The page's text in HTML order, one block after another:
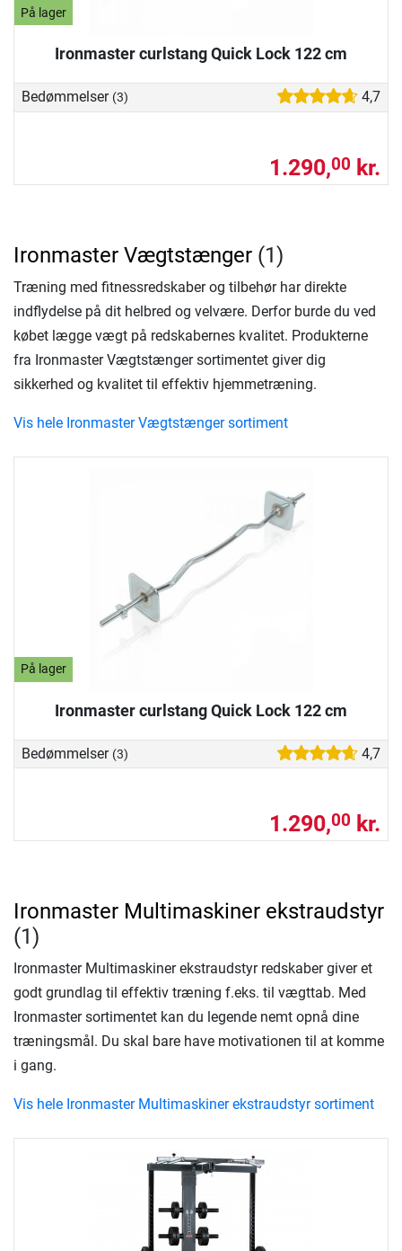
På lager
Ironmaster curlstang Quick Lock 122 cm
Bedømmelser (3) 4,7
1.290,00 kr.
På lager
Ironmaster curlstang Quick Lock 122 cm
Bedømmelser (3) 4,7
1.290,00 kr.
Ironmaster Vægtstænger (1)
Træning med fitnessredskaber og tilbehør har direkte
indflydelse på dit helbred og velvære. Derfor burde du ved
købet lægge vægt på redskabernes kvalitet. Produkterne
fra Ironmaster Vægtstænger sortimentet giver dig
sikkerhed og kvalitet til effektiv hjemmetræning.
Vis hele Ironmaster Vægtstænger sortiment
Ironmaster Multimaskiner ekstraudstyr
(1)
Ironmaster Multimaskiner ekstraudstyr redskaber giver et
godt grundlag til effektiv træning f.eks. til vægttab. Med
Ironmaster sortimentet kan du legende nemt opnå dine
træningsmål. Du skal bare have motivationen til at komme
i gang.
Vis hele Ironmaster Multimaskiner ekstraudstyr sortiment